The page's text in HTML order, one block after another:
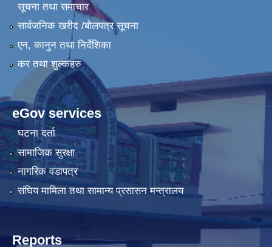
सूचना तथा समाचार
सार्वजनिक खरीद /बोलपत्र सूचना
एन, कानुन तथा निर्देशिका
कर तथा शुल्कहरु
eGov services
घटना दर्ता
सामाजिक सुरक्षा
नागरिक वडापत्र
संघिय मामिला तथा सामान्य प्रसासन मन्त्रालय
Reports